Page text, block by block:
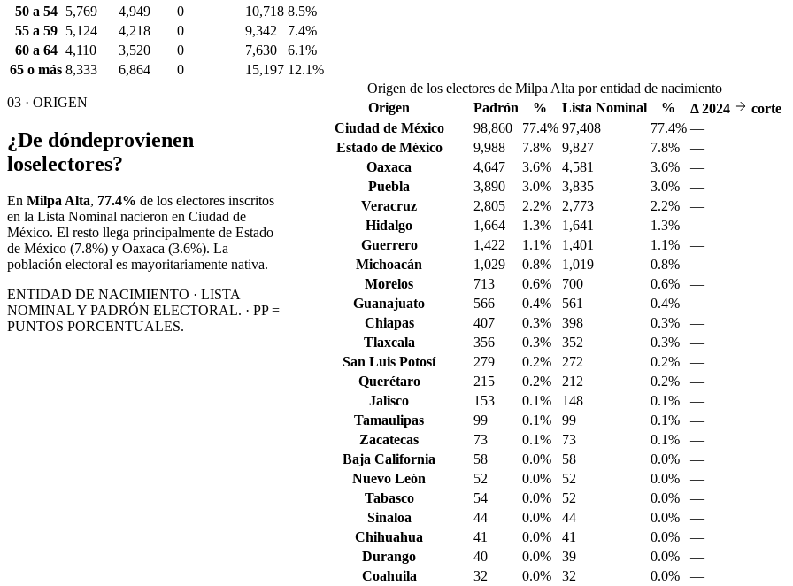
50 a 54
5,769 4,949 0 10,718 8.5%
55 a 59
5,124 4,218 0 9,342
7.4%
60 a 64 4,110 3,520 0 7,630
6.1%
65 o más 8,333 6,864 0 15,197 12.1%
03 · ORIGEN
¿De dóndeprovienen
loselectores?
En Milpa Alta, 77.4% de los electores inscritos
en la Lista Nominal nacieron en Ciudad de
México. El resto llega principalmente de Estado
de México (7.8%) y Oaxaca (3.6%). La
población electoral es mayoritariamente nativa.
ENTIDAD DE NACIMIENTO · LISTA
NOMINAL Y PADRÓN ELECTORAL. · PP =
PUNTOS PORCENTUALES.
Origen de los electores de Milpa Alta por entidad de nacimiento
Origen
Padrón % Lista Nominal % Δ2024
corte
Ciudad de México
98,860 77.4% 97,408 77.4% —
Estado de México
9,988 7.8% 9,827 7.8%
—
Oaxaca
4,647 3.6% 4,581 3.6%
—
Puebla
3,890 3.0% 3,835 3.0%
—
Veracruz
2,805 2.2% 2,773 2.2%
—
Hidalgo
1,664 1.3% 1,641 1.3%
—
Guerrero
1,422 1.1% 1,401 1.1%
—
Michoacán
1,029 0.8% 1,019 0.8%
—
Morelos
713 0.6% 700 0.6%
—
Guanajuato
566 0.4% 561 0.4%
—
Chiapas
407 0.3% 398 0.3%
—
Tlaxcala
356 0.3% 352 0.3%
—
San Luis Potosí
279 0.2% 272 0.2%
—
Querétaro
215 0.2% 212 0.2%
—
Jalisco
153 0.1% 148 0.1%
—
Tamaulipas
99 0.1% 99 0.1%
—
Zacatecas
73 0.1% 73 0.1%
—
Baja California
58 0.0% 58 0.0%
—
Nuevo León
52 0.0% 52 0.0%
—
Tabasco
54 0.0% 52 0.0%
—
Sinaloa
44 0.0% 44 0.0%
—
Chihuahua
41 0.0% 41 0.0%
—
Durango
40 0.0% 39 0.0%
—
Coahuila
32 0.0% 32 0.0%
—